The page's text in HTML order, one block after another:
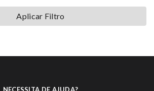
Aplicar Filtro